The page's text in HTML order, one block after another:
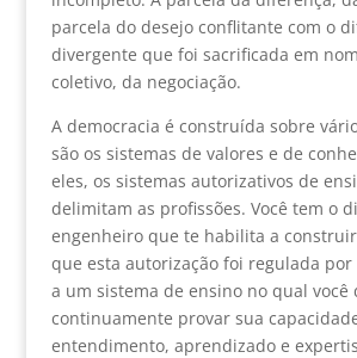
parcela do desejo conflitante com o
divergente que foi sacrificada em
coletivo, da negociação.
A democracia é construída sobre
são os sistemas de valores e de
eles, os sistemas autorizativos de
delimitam as profissões. Você tem o
engenheiro que te habilita a
que esta autorização foi regulada
a um sistema de ensino no qual você
continuamente provar sua
entendimento, aprendizado e